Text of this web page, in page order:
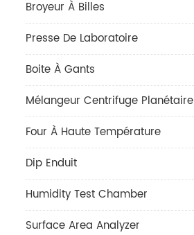
Broyeur À Billes
Presse De Laboratoire
Boite À Gants
Mélangeur Centrifuge Planétaire
Four À Haute Température
Dip Enduit
Humidity Test Chamber
Surface Area Analyzer